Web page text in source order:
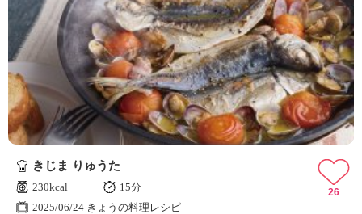
きじま りゅうた
230kcal
15分
2025/06/24 きょうの料理レシピ
26